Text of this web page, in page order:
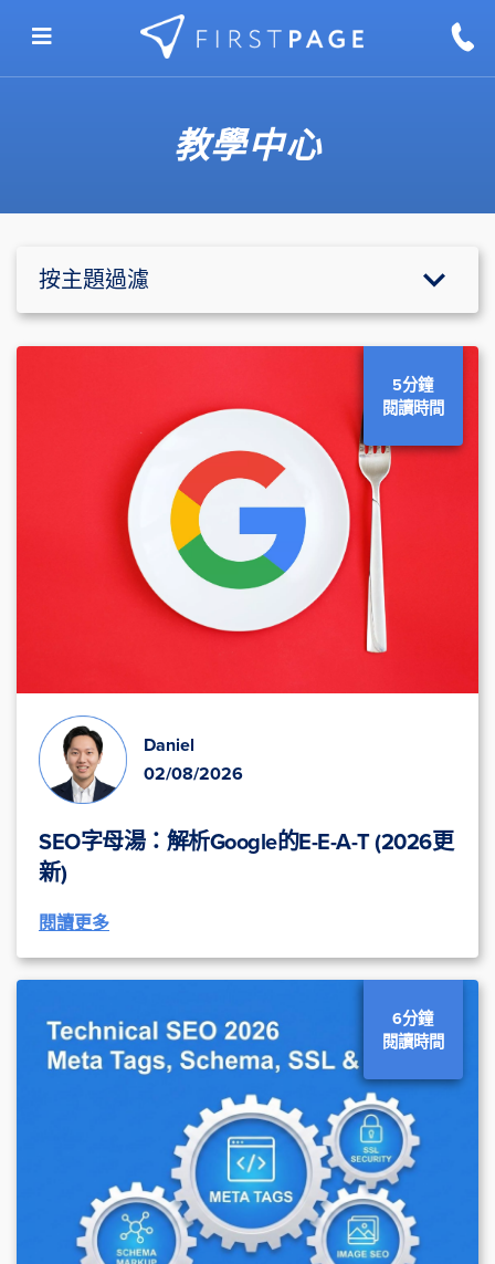
教學中心
按主題過濾
5分鐘
閱讀時間
Daniel
02/08/2026
SEO字母湯：解析Google的E-E-A-T (2026更
新)
閱讀更多
6分鐘
閱讀時間